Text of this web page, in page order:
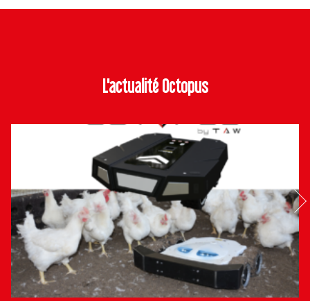
L'actualité Octopus